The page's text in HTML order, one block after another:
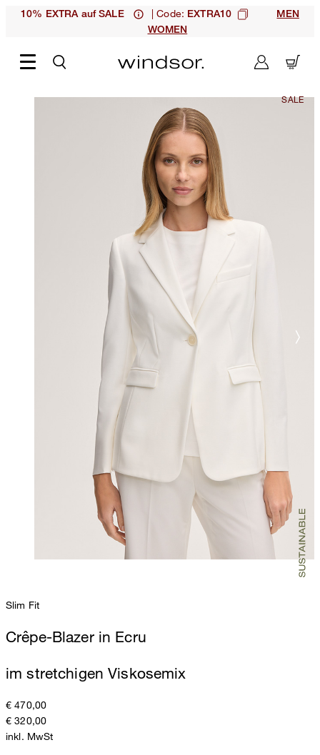
10% EXTRA auf SALE | Code: EXTRA10
MEN
WOMEN
Slim Fit
Crêpe-Blazer in Ecru
im stretchigen Viskosemix
€ 470,00
€ 320,00
inkl. MwSt